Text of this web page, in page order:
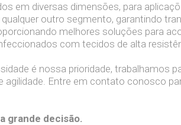
em diversas dimensões, para
qualquer outro segmento, garantindo
melhores soluções para
com tecidos de alta
é nossa prioridade, trabalhamos
agilidade. Entre em contato conosco
grande decisão.